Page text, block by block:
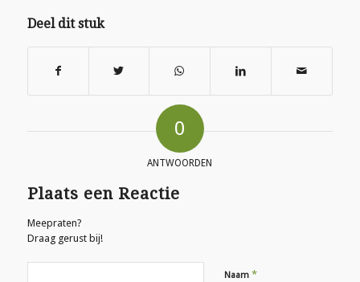
Deel dit stuk
0
ANTWOORDEN
Plaats een Reactie
Meepraten?
Draag gerust bij!
Naam *